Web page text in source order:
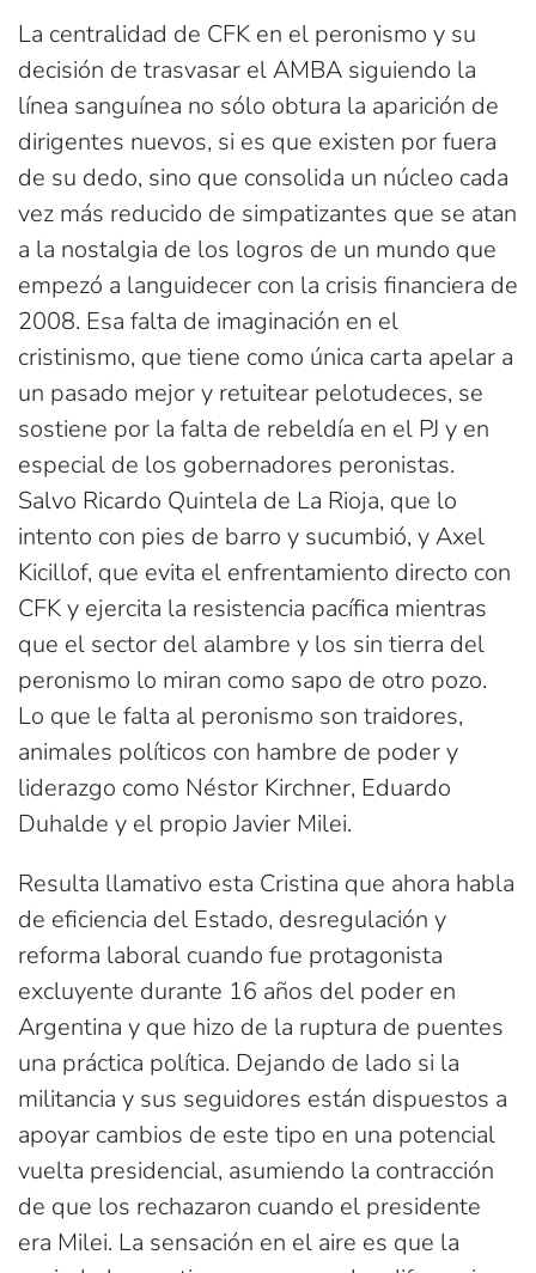
La centralidad de CFK en el peronismo y su
decisión de trasvasar el AMBA siguiendo la
línea sanguínea no sólo obtura la aparición de
dirigentes nuevos, si es que existen por fuera
de su dedo, sino que consolida un núcleo cada
vez más reducido de simpatizantes que se atan
a la nostalgia de los logros de un mundo que
empezó a languidecer con la crisis financiera de
2008. Esa falta de imaginación en el
cristinismo, que tiene como única carta apelar a
un pasado mejor y retuitear pelotudeces, se
sostiene por la falta de rebeldía en el PJ y en
especial de los gobernadores peronistas.
Salvo Ricardo Quintela de La Rioja, que lo
intento con pies de barro y sucumbió, y Axel
Kicillof, que evita el enfrentamiento directo con
CFK y ejercita la resistencia pacífica mientras
que el sector del alambre y los sin tierra del
peronismo lo miran como sapo de otro pozo.
Lo que le falta al peronismo son traidores,
animales políticos con hambre de poder y
liderazgo como Néstor Kirchner, Eduardo
Duhalde y el propio Javier Milei.
Resulta llamativo esta Cristina que ahora habla
de eficiencia del Estado, desregulación y
reforma laboral cuando fue protagonista
excluyente durante 16 años del poder en
Argentina y que hizo de la ruptura de puentes
una práctica política. Dejando de lado si la
militancia y sus seguidores están dispuestos a
apoyar cambios de este tipo en una potencial
vuelta presidencial, asumiendo la contracción
de que los rechazaron cuando el presidente
era Milei. La sensación en el aire es que la